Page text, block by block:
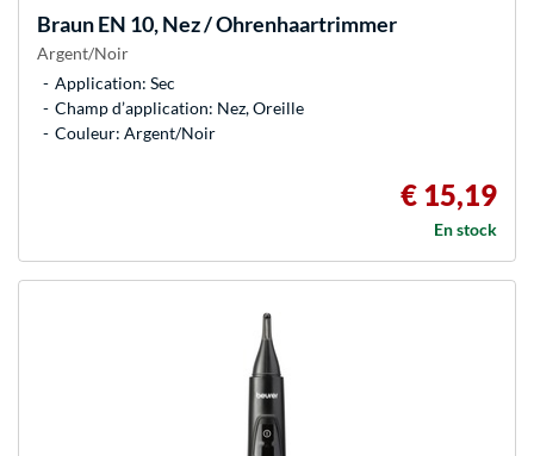
BraunEN 10, Nez / Ohrenhaartrimmer
Argent/Noir
Application: Sec
Champ d’application: Nez, Oreille
Couleur: Argent/Noir
€ 15,19
En stock